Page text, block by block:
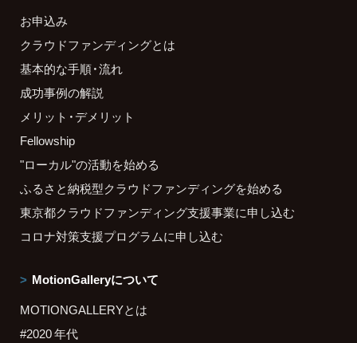
お申込み
クラウドファンディングとは
基本的な手順・流れ
成功事例の解説
メリット・デメリット
Fellowship
"ローカル"の活動を始める
ふるさと納税型クラウドファンディングを始める
東京都クラウドファンディング支援事業に申し込む
コロナ対策支援プログラムに申し込む
MotionGalleryについて
MOTIONGALLERYとは
#2020 年代